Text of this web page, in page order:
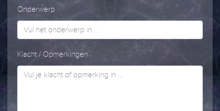
Onderwerp
Klacht / Opmerkingen